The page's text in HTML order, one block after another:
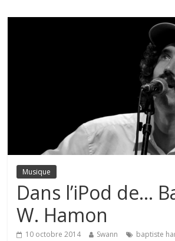
Musique
Dans l’iPod de…
W. Hamon
10 octobre 2014 Swann baptiste